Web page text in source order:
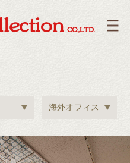
海外オフィス